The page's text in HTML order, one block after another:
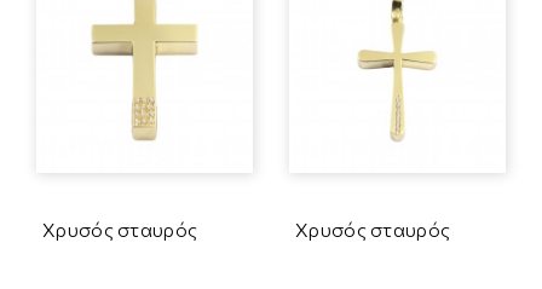
Χρυσός σταυρός Χρυσός σταυρός